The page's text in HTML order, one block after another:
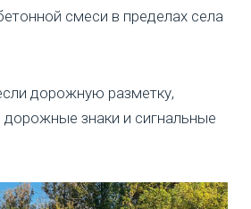
смеси в пределах села
дорожную разметку,
знаки и сигнальные